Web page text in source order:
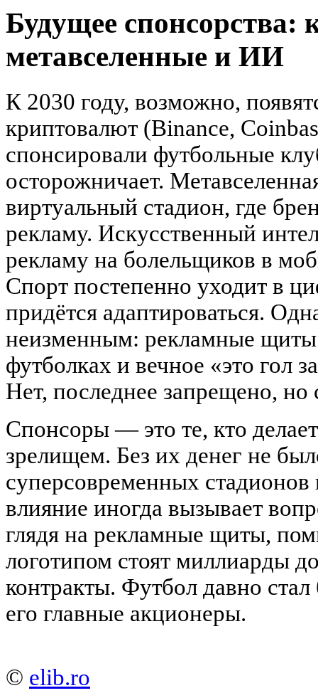
Будущее спонсорства:
метавселенные и ИИ
К 2030 году, возможно,
криптовалют (Binance,
спонсировали футбольные
осторожничает.
виртуальный стадион, где
рекламу. Искусственный
рекламу на болельщиков в
Спорт постепенно уходит в
придётся адаптироваться.
неизменным: рекламные щиты
футболках и вечное «это гол
Нет, последнее запрещено, но
Спонсоры — это те, кто
зрелищем. Без их денег не
суперсовременных
влияние иногда вызывает
глядя на рекламные щиты,
логотипом стоят миллиарды
контракты. Футбол давно
его главные акционеры.
© elib.ro